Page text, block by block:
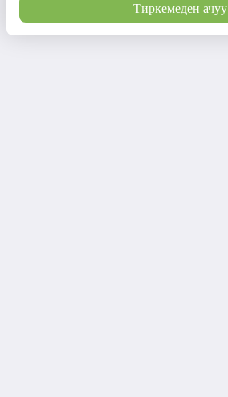
Тиркемеден ачуу